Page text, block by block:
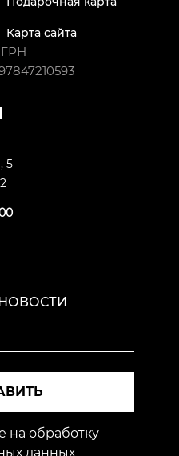
Карта сайта
5
на обработку
данных